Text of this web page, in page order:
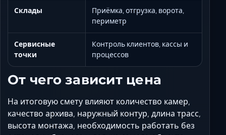
Склады
Приёмка, отгрузка, ворота,
периметр
Сервисные
точки
Контроль клиентов, кассы и
процессов
От чего зависит цена
На итоговую смету влияют количество камер,
качество архива, наружный контур, длина трасс,
высота монтажа, необходимость работать без